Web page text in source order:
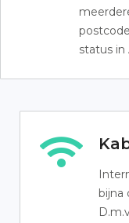
status in
bijna